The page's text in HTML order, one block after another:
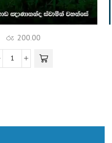
රු 200.00